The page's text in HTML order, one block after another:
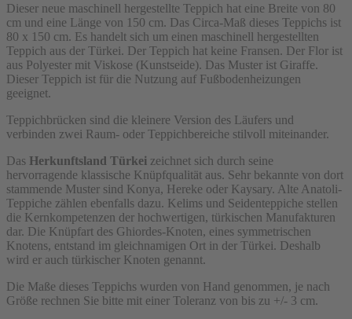
Dieser neue maschinell hergestellte Teppich hat eine Breite von 80
cm und eine Länge von 150 cm. Das Circa-Maß dieses Teppichs ist
80 x 150 cm. Es handelt sich um einen maschinell hergestellten
Teppich aus der Türkei. Der Teppich hat keine Fransen. Der Flor ist
aus Polyester mit Viskose (Kunstseide). Das Muster ist Giraffe.
Dieser Teppich ist für die Nutzung auf Fußbodenheizungen
geeignet.
Teppichbrücken sind die kleinere Version des Läufers und
verbinden zwei Raum- oder Teppichbereiche stilvoll miteinander.
Das Herkunftsland Türkei zeichnet sich durch seine
hervorragende klassische Knüpfqualität aus. Sehr bekannte von dort
stammende Muster sind Konya, Hereke oder Kaysary. Alte Anatoli-
Teppiche zählen ebenfalls dazu. Kelims und Seidenteppiche stellen
die Kernkompetenzen der hochwertigen, türkischen Manufakturen
dar. Die Knüpfart des Ghiordes-Knoten, eines symmetrischen
Knotens, entstand im gleichnamigen Ort in der Türkei. Deshalb
wird er auch türkischer Knoten genannt.
Die Maße dieses Teppichs wurden von Hand genommen, je nach
Größe rechnen Sie bitte mit einer Toleranz von bis zu +/- 3 cm.